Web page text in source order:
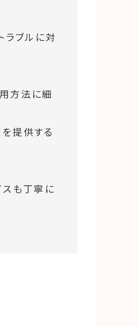
ラブルに対
方法に細
提供する
も丁寧に